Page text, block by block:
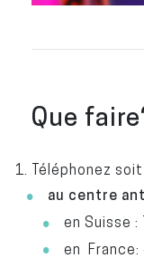
Que
Téléphonez soit
au centre
en Suisse :
en